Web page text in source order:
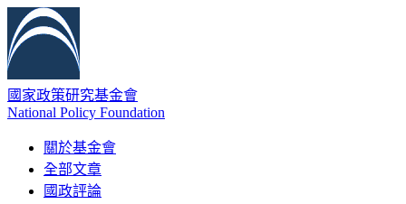
國家政策研究基金會
National Policy Foundation
關於基金會
全部文章
國政評論